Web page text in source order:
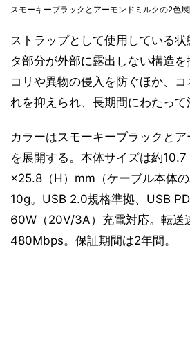
スモーキーブラックとアーモンドミルクの2色
ストラップとして使用している
タ部分が外部に露出しない構造
コリや異物の侵入を防ぐほか、
れを抑えられ、長期間にわたって
カラーはスモーキーブラックと
を展開する。本体サイズは約10.7
×25.8（H）mm（ケーブル本体
10g。USB 2.0規格準拠、USB
60W（20V/3A）充電対応。転送
480Mbps。保証期間は2年間。